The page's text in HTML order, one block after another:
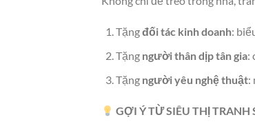
Tặngđối tác kinh doanh:
Tặng người thân dịp tân gia:
Tặng người yêu nghệ thuật:
GỢI Ý TỪ SIÊU THỊ TRANH